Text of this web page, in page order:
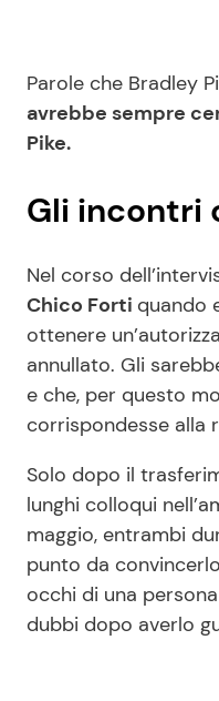
Parole che Bradley
avrebbe sempre
Pike.
Gli incontri
Nel corso
Chico Forti quando
ottenere
annullato. Gli
e che, per questo
corrispondesse alla
Solo dopo il
lunghi colloqui
maggio, entrambi
punto da
occhi di una
dubbi dopo averlo